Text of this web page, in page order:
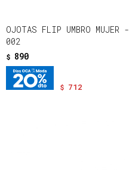
OJOTAS FLIP UMBRO MUJER -
002
$ 890
$ 712